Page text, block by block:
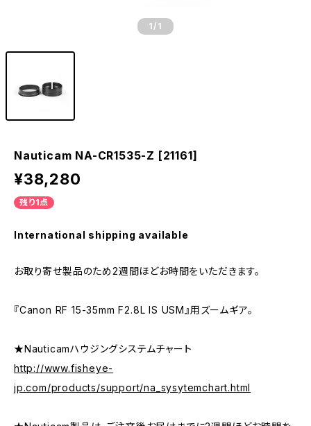
1 /1
Nauticam NA-CR1535-Z [21161]
¥38,280
残り1点
International shipping available
お取り寄せ製品のため2週間ほどお時間をいただきます。
『Canon RF 15-35mm F2.8L IS USM』用ズームギア。
★Nauticamハウジングシステムチャート
http://www.fisheye-
jp.com/products/support/na_sysytemchart.html